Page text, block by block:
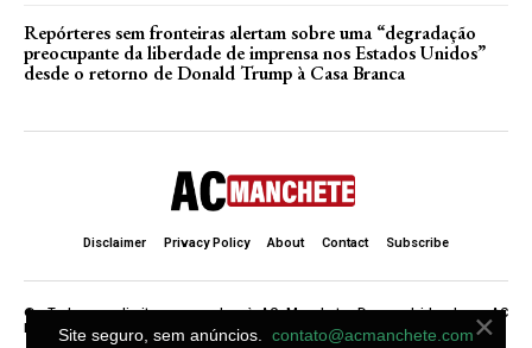
Repórteres sem fronteiras alertam sobre uma “degradação
preocupante da liberdade de imprensa nos Estados Unidos”
desde o retorno de Donald Trump à Casa Branca
Disclaimer Privacy Policy About Contact Subscribe
©. Todos os direitos reservados à AC Manchete. Desenvolvido de ♥ AC
Manchete .Site seguro, sem anúncios. contato@acmanchete.com×